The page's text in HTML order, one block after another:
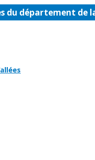
du département de